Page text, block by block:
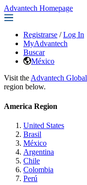
Advantech Homepage
Registrarse / Log In
MyAdvantech
Buscar
México
Visit the Advantech
region below.
America Region
United States
Brasil
México
Argentina
Chile
Colombia
Perú